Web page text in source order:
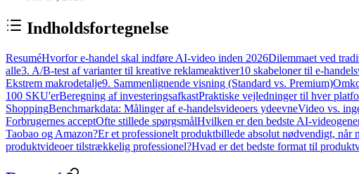
Indholdsfortegnelse
ResuméHvorfor e-handel skal indføre AI-video inden 2026Dilemmaet ved
alle3. A/B-test af varianter til kreative reklameaktiver10 skabeloner til e-
Ekstrem makrodetalje9. Sammenlignende visning (Standard vs. Premium)
100 SKU'erBeregning af investeringsafkastPraktiske vejledninger til hver
ShoppingBenchmarkdata: Målinger af e-handelsvideoers ydeevneVideo vs.
Forbrugernes acceptOfte stillede spørgsmålHvilken er den bedste AI-
Taobao og Amazon?Er et professionelt produktbillede absolut nødvendigt, når
produktvideoer tilstrækkelig professionel?Hvad er det bedste format til